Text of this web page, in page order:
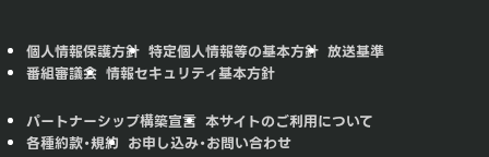
個人情報保護方針 特定個人情報等の基本方針 放送基準
番組審議会 情報セキュリティ基本方針
パートナーシップ構築宣言 本サイトのご利用について
各種約款・規約 お申し込み・お問い合わせ